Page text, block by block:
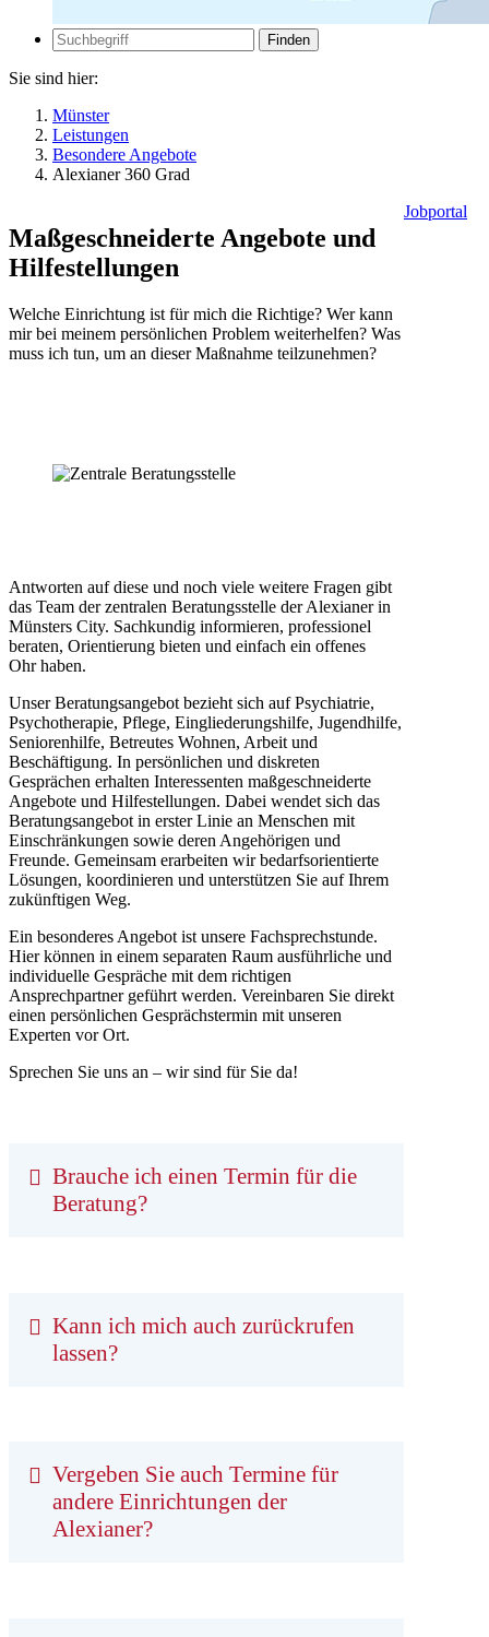
Zur
Suche
Suche
Sie sind hier:
Münster
Leistungen
Besondere Angebote
Alexianer 360 Grad
Maßgeschneiderte Angebote und
Hilfestellungen
Welche Einrichtung ist für mich die Richtige? Wer kann
mir bei meinem persönlichen Problem weiterhelfen? Was
muss ich tun, um an dieser Maßnahme teilzunehmen?
Antworten auf diese und noch viele weitere Fragen gibt
das Team der zentralen Beratungsstelle der Alexianer in
Münsters City. Sachkundig informieren, professionel
beraten, Orientierung bieten und einfach ein offenes
Ohr haben.
Unser Beratungsangebot bezieht sich auf Psychiatrie,
Psychotherapie, Pflege, Eingliederungshilfe, Jugendhilfe,
Seniorenhilfe, Betreutes Wohnen, Arbeit und
Beschäftigung. In persönlichen und diskreten
Gesprächen erhalten Interessenten maßgeschneiderte
Angebote und Hilfestellungen. Dabei wendet sich das
Beratungsangebot in erster Linie an Menschen mit
Einschränkungen sowie deren Angehörigen und
Freunde. Gemeinsam erarbeiten wir bedarfsorientierte
Lösungen, koordinieren und unterstützen Sie auf Ihrem
zukünftigen Weg.
Ein besonderes Angebot ist unsere Fachsprechstunde.
Hier können in einem separaten Raum ausführliche und
individuelle Gespräche mit dem richtigen
Ansprechpartner geführt werden. Vereinbaren Sie direkt
einen persönlichen Gesprächstermin mit unseren
Experten vor Ort.
Sprechen Sie uns an – wir sind für Sie da!
Brauche ich einen Termin für die
Beratung?
Kann ich mich auch zurückrufen
lassen?
Vergeben Sie auch Termine für
andere Einrichtungen der
Alexianer?
Jobportal